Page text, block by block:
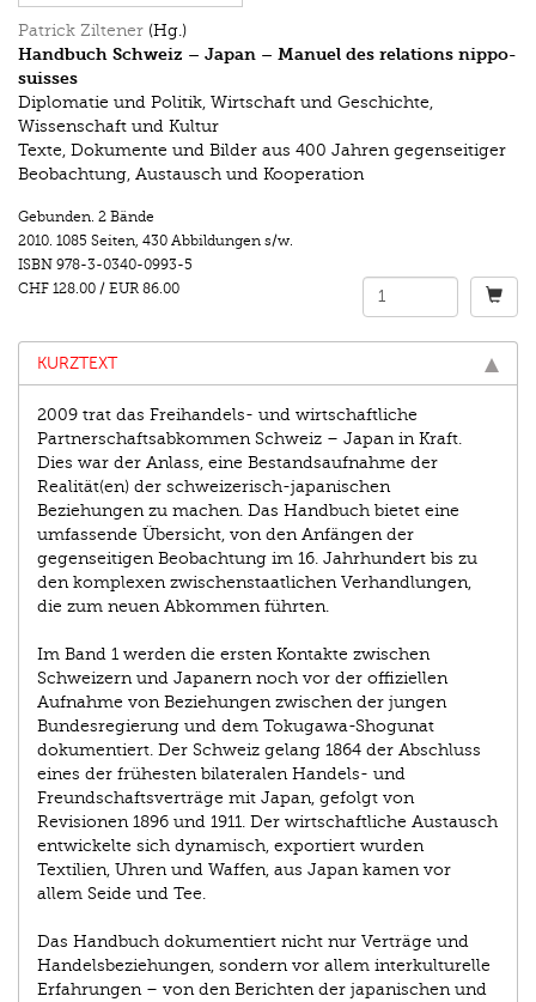
Patrick Ziltener (Hg.)
Handbuch Schweiz – Japan – Manuel des relations nippo-
suisses
Diplomatie und Politik, Wirtschaft und Geschichte,
Wissenschaft und Kultur
Texte, Dokumente und Bilder aus 400 Jahren gegenseitiger
Beobachtung, Austausch und Kooperation
Gebunden. 2 Bände
2010. 1085 Seiten, 430 Abbildungen s/w.
ISBN 978-3-0340-0993-5
CHF 128.00 / EUR 86.00
KURZTEXT
2009 trat das Freihandels- und wirtschaftliche
Partnerschaftsabkommen Schweiz – Japan in Kraft.
Dies war der Anlass, eine Bestandsaufnahme der
Realität(en) der schweizerisch-japanischen
Beziehungen zu machen. Das Handbuch bietet eine
umfassende Übersicht, von den Anfängen der
gegenseitigen Beobachtung im 16. Jahrhundert bis zu
den komplexen zwischenstaatlichen Verhandlungen,
die zum neuen Abkommen führten.
Im Band 1 werden die ersten Kontakte zwischen
Schweizern und Japanern noch vor der offiziellen
Aufnahme von Beziehungen zwischen der jungen
Bundesregierung und dem Tokugawa-Shogunat
dokumentiert. Der Schweiz gelang 1864 der Abschluss
eines der frühesten bilateralen Handels- und
Freundschaftsverträge mit Japan, gefolgt von
Revisionen 1896 und 1911. Der wirtschaftliche Austausch
entwickelte sich dynamisch, exportiert wurden
Textilien, Uhren und Waffen, aus Japan kamen vor
allem Seide und Tee.
Das Handbuch dokumentiert nicht nur Verträge und
Handelsbeziehungen, sondern vor allem interkulturelle
Erfahrungen – von den Berichten der japanischen und